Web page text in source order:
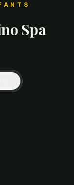
Spa